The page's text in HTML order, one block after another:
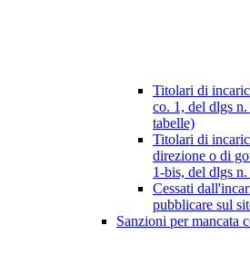
Titolari di
co. 1, del dlgs
tabelle)
Titolari di
direzione o di
1-bis, del dlgs
Cessati
pubblicare sul
Sanzioni per mancata